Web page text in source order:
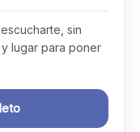
sin
lugar para poner